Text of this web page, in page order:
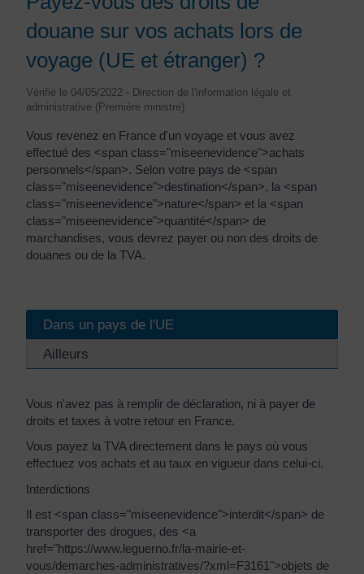
douane sur vos achats lors de
voyage (UE et étranger) ?
Vérifié le 04/05/2022 - Direction de l'information légale et
administrative (Première ministre)
Vous revenez en France d'un voyage et vous avez
effectué des <span class="miseenevidence">achats
personnels</span>. Selon votre pays de <span
class="miseenevidence">destination</span>, la <span
class="miseenevidence">nature</span> et la <span
class="miseenevidence">quantité</span> de
marchandises, vous devrez payer ou non des droits de
douanes ou de la TVA.
Dans un pays de l'UE
Ailleurs
Vous n'avez pas à remplir de déclaration, ni à payer de
droits et taxes à votre retour en France.
Vous payez la TVA directement dans le pays où vous
effectuez vos achats et au taux en vigueur dans celui-ci.
Interdictions
Il est <span class="miseenevidence">interdit</span> de
transporter des drogues, des <a
href="https://www.leguerno.fr/la-mairie-et-
vous/demarches-administratives/?xml=F3161">objets de